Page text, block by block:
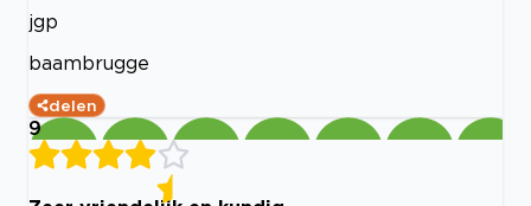
jgp
baambrugge
delen
9